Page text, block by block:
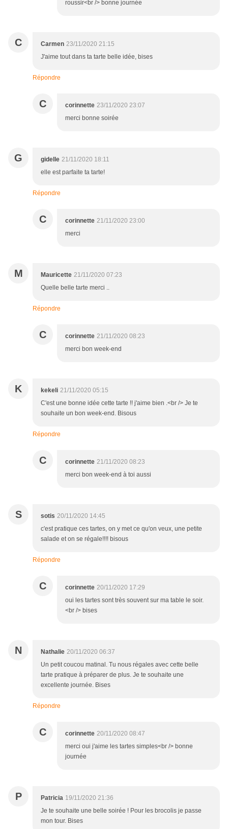
roussir<br /> bonne journée
C Carmen 23/11/2020 21:15
J'aime tout dans ta tarte belle idée, bises
Répondre
C corinnette 23/11/2020 23:07
merci bonne soirée
G gidelle 21/11/2020 18:11
elle est parfaite ta tarte!
Répondre
C corinnette 21/11/2020 23:00
merci
M Mauricette 21/11/2020 07:23
Quelle belle tarte merci ..
Répondre
C corinnette 21/11/2020 08:23
merci bon week-end
K kekeli 21/11/2020 05:15
C'est une bonne idée cette tarte !! j'aime bien .<br /> Je te
souhaite un bon week-end. Bisous
Répondre
C corinnette 21/11/2020 08:23
merci bon week-end à toi aussi
S sotis 20/11/2020 14:45
c'est pratique ces tartes, on y met ce qu'on veux, une petite
salade et on se régale!!!! bisous
Répondre
C corinnette 20/11/2020 17:29
oui les tartes sont très souvent sur ma table le soir.
<br /> bises
N Nathalie 20/11/2020 06:37
Un petit coucou matinal. Tu nous régales avec cette belle
tarte pratique à préparer de plus. Je te souhaite une
excellente journée. Bises
Répondre
C corinnette 20/11/2020 08:47
merci oui j'aime les tartes simples<br /> bonne
journée
P Patricia 19/11/2020 21:36
Je te souhaite une belle soirée ! Pour les brocolis je passe
mon tour. Bises